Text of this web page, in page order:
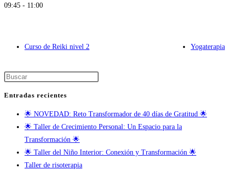
09:45 - 11:00
Curso de Reiki nivel 2 Yogaterapia
Entradas recientes
🌟 NOVEDAD: Reto Transformador de 40 días de Gratitud 🌟
🌟 Taller de Crecimiento Personal: Un Espacio para la
Transformación 🌟
🌟 Taller del Niño Interior: Conexión y Transformación 🌟
Taller de risoterapia